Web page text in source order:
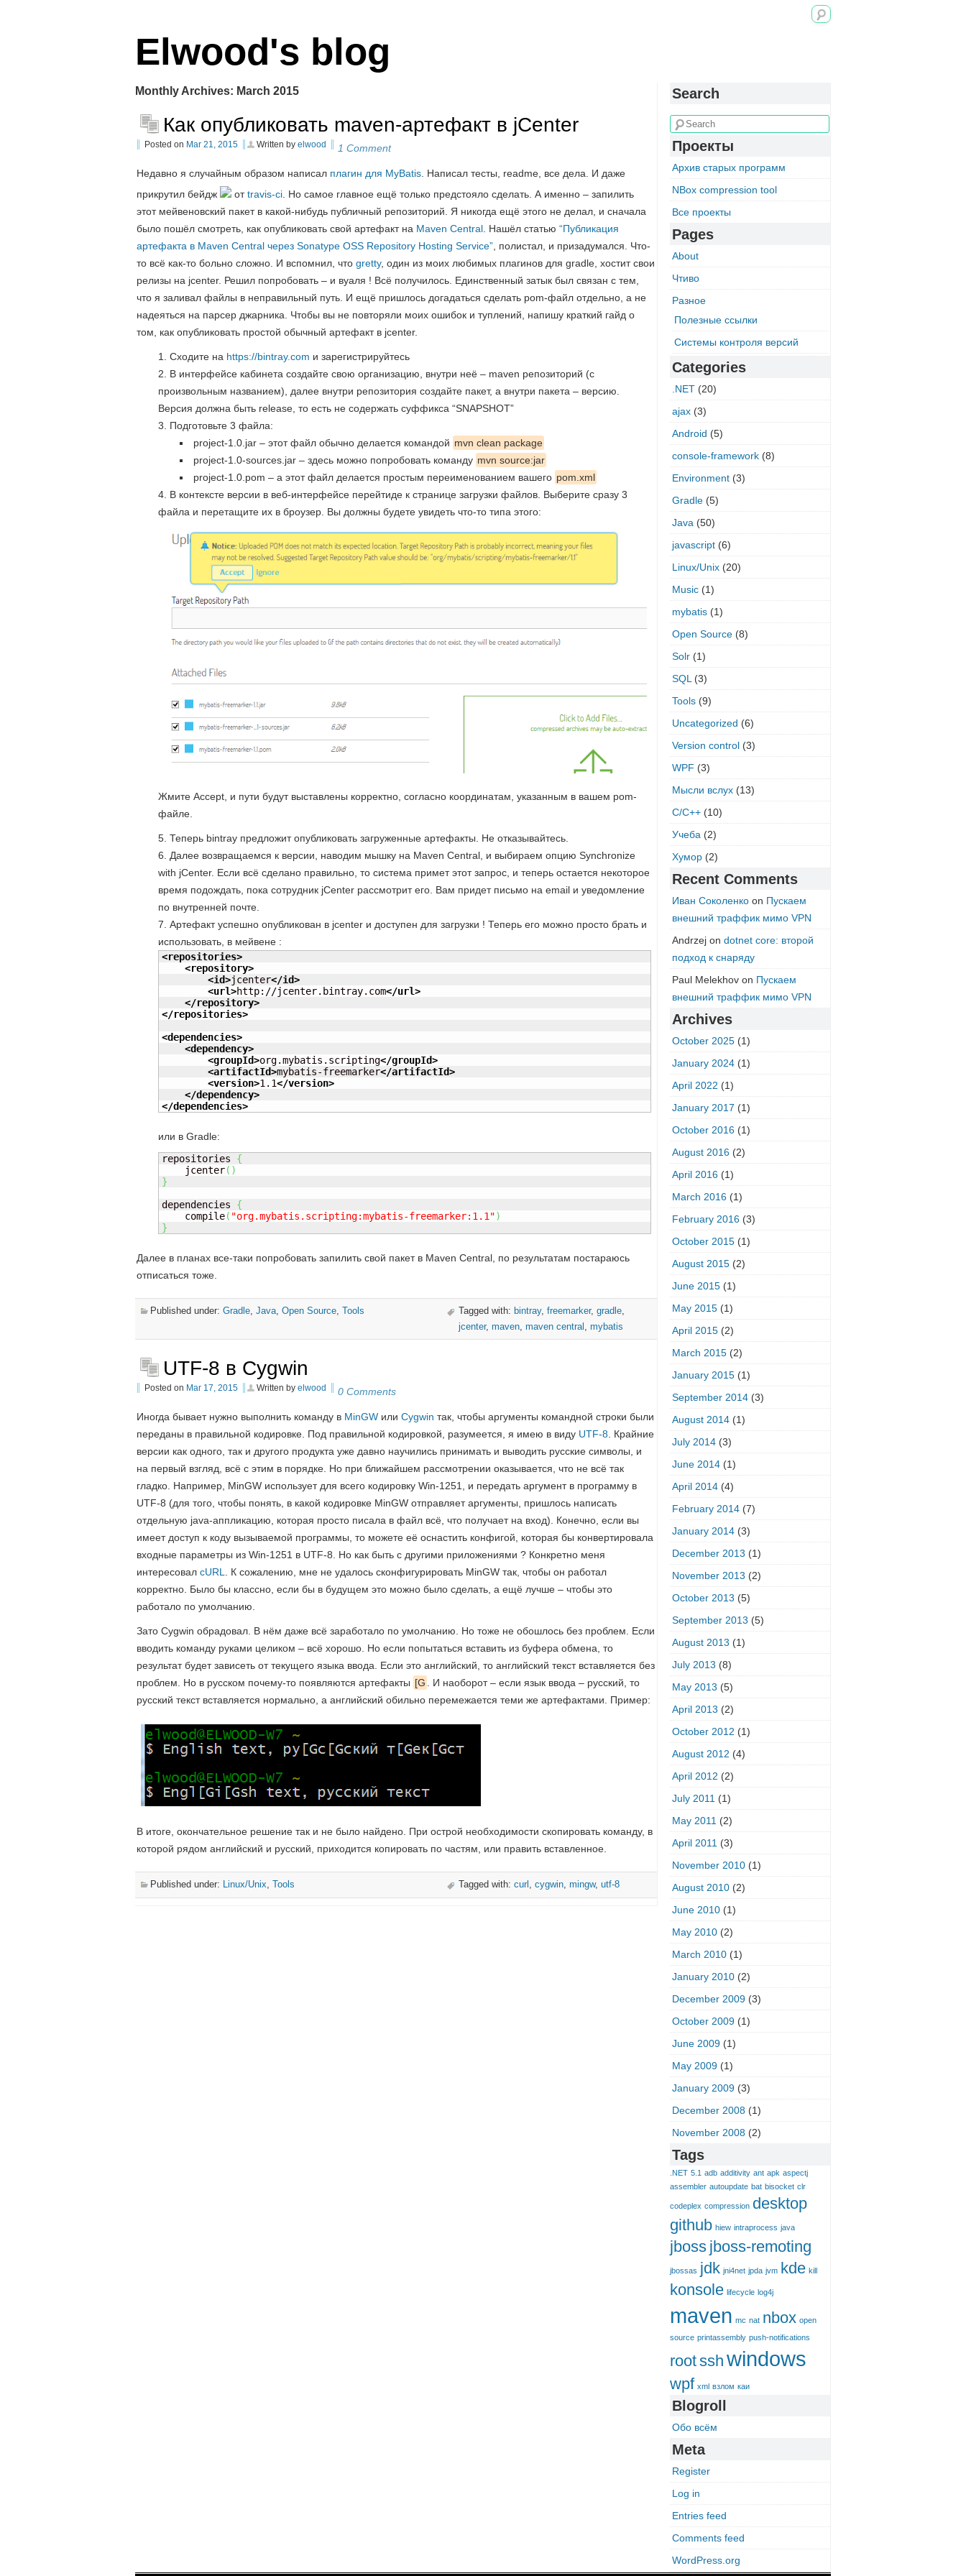
Elwood's blog
Monthly Archives: March 2015
Как опубликовать maven-артефакт в jCenter
Posted on Mar 21, 2015 Written by elwood 1 Comment
Недавно я случайным образом написал плагин для MyBatis . Написал тесты, readme, все дела. И даже
прикрутил бейдж
отtravis-ci . Но самое главное ещё только предстояло сделать. А именно – запилить
этот мейвеновский пакет в какой-нибудь публичный репозиторий. Я никогда ещё этого не делал, и сначала
было пошёл смотреть, как опубликовать свой артефакт на Maven Central . Нашёл статью “Публикация
артефакта в Maven Central через Sonatype OSS Repository Hosting Service” , полистал, и призадумался. Что-
то всё как-то больно сложно. И вспомнил, что gretty, один из моих любимых плагинов для gradle, хостит свои
релизы на jcenter. Решил попробовать – и вуаля ! Всё получилось. Единственный затык был связан с тем,
что я заливал файлы в неправильный путь. И ещё пришлось догадаться сделать pom-файл отдельно, а не
надеяться на парсер джарника. Чтобы вы не повторяли моих ошибок и туплений, напишу краткий гайд о
том, как опубликовать простой обычный артефакт в jcenter.
Сходите на https://bintray.com и зарегистрируйтесь
В интерфейсе кабинета создайте свою организацию, внутри неё – maven репозиторий (с
произвольным названием), далее внутри репозитория создайте пакет, а внутри пакета – версию.
Версия должна быть release, то есть не содержать суффикса “SNAPSHOT”
Подготовьте 3 файла:
project-1.0.jar – этот файл обычно делается командой mvn clean package
project-1.0-sources.jar – здесь можно попробовать команду mvn source:jar
project-1.0.pom – а этот файл делается простым переименованием вашего pom.xml
В контексте версии в веб-интерфейсе перейтиде к странице загрузки файлов. Выберите сразу 3
файла и перетащите их в броузер. Вы должны будете увидеть что-то типа этого:
Жмите Accept, и пути будут выставлены корректно, согласно координатам, указанным в вашем pom-
файле.
Теперь bintray предложит опубликовать загруженные артефакты. Не отказывайтесь.
Далее возвращаемся к версии, наводим мышку на Maven Central, и выбираем опцию Synchronize
with jCenter. Если всё сделано правильно, то система примет этот запрос, и теперь остается некоторое
время подождать, пока сотрудник jCenter рассмотрит его. Вам придет письмо на email и уведомление
по внутренней почте.
Артефакт успешно опубликован в jcenter и доступен для загрузки ! Теперь его можно просто брать и
использовать, в мейвене :
<repositories>
<repository>
<id>jcenter</id>
<url>http://jcenter.bintray.com</url>
</repository>
</repositories>
<dependencies>
<dependency>
<groupId>org.mybatis.scripting</groupId>
<artifactId>mybatis-freemarker</artifactId>
<version>1.1</version>
</dependency>
</dependencies>
или в Gradle:
repositories {
    jcenter
( )
}
dependencies {
    compile
( "org.mybatis.scripting:mybatis-freemarker:1.1")
}
Далее в планах все-таки попробовать запилить свой пакет в Maven Central, по результатам постараюсь
отписаться тоже.
Published under: Gradle, Java, Open Source, Tools Tagged with: bintray,freemarker,gradle,
jcenter,maven,maven central ,mybatis
UTF-8 в Cygwin
Posted on Mar 17, 2015 Written by elwood 0 Comments
Иногда бывает нужно выполнить команду в MinGW или Cygwin так, чтобы аргументы командной строки были
переданы в правильной кодировке. Под правильной кодировкой, разумеется, я имею в виду UTF-8 . Крайние
версии как одного, так и другого продукта уже давно научились принимать и выводить русские символы, и
на первый взгляд, всё с этим в порядке. Но при ближайшем рассмотрении оказывается, что не всё так
гладко. Например, MinGW использует для всего кодировку Win-1251, и передать аргумент в программу в
UTF-8 (для того, чтобы понять, в какой кодировке MinGW отправляет аргументы, пришлось написать
отдельную java-аппликацию, которая просто писала в файл всё, что получает на вход). Конечно, если вы
имеет доступ к коду вызываемой программы, то можете её оснастить конфигой, которая бы конвертировала
входные параметры из Win-1251 в UTF-8. Но как быть с другими приложениями ? Конкретно меня
интересовал cURL
. К сожалению, мне не удалось сконфигурировать MinGW так, чтобы он работал
корректно. Было бы классно, если бы в будущем это можно было сделать, а ещё лучше – чтобы это
работало по умолчанию.
Зато Cygwin обрадовал. В нём даже всё заработало по умолчанию. Но тоже не обошлось без проблем. Если
вводить команду руками целиком – всё хорошо. Но если попытаться вставить из буфера обмена, то
результат будет зависеть от текущего языка ввода. Если это английский, то английский текст вставляется без
проблем. Но в русском почему-то появляются артефакты [G
. И наоборот – если язык ввода – русский, то
русский текст вставляется нормально, а английский обильно перемежается теми же артефактами. Пример:
В итоге, окончательное решение так и не было найдено. При острой необходимости скопировать команду, в
которой рядом английский и русский, приходится копировать по частям, или править вставленное.
Published under: Linux/Unix Tools Tagged with:curl ,cygwin ,mingw,utf-8
Search
Проекты
Архив старых программ
NBox compression tool
Все проекты
Pages
About
Чтиво
Разное
Полезные ссылки
Системы контроля версий
Categories
.NET (20)
ajax (3)
Android (5)
console-framework (8)
Environment (3)
Gradle (5)
Java (50)
javascript (6)
Linux/Unix (20)
Music (1)
mybatis (1)
Open Source (8)
Solr (1)
SQL (3)
Tools (9)
Uncategorized (6)
Version control (3)
WPF (3)
Мысли вслух (13)
С/C++ (10)
Учеба (2)
Хумор (2)
Recent Comments
Иван Соколенко on Пускаем
внешний траффик мимо VPN
Andrzej ondotnet core: второй
подход к снаряду
Paul Melekhov on Пускаем
внешний траффик мимо VPN
Archives
October 2025 (1)
January 2024 (1)
April 2022 (1)
January 2017 (1)
October 2016 (1)
August 2016 (2)
April 2016 (1)
March 2016 (1)
February 2016 (3)
October 2015 (1)
August 2015 (2)
June 2015 (1)
May 2015 (1)
April 2015 (2)
March 2015 (2)
January 2015 (1)
September 2014 (3)
August 2014 (1)
July 2014 (3)
June 2014 (1)
April 2014 (4)
February 2014 (7)
January 2014 (3)
December 2013 (1)
November 2013 (2)
October 2013 (5)
September 2013 (5)
August 2013 (1)
July 2013 (8)
May 2013 (5)
April 2013 (2)
October 2012 (1)
August 2012 (4)
April 2012 (2)
July 2011 (1)
May 2011 (2)
April 2011 (3)
November 2010 (1)
August 2010 (2)
June 2010 (1)
May 2010 (2)
March 2010 (1)
January 2010 (2)
December 2009 (3)
October 2009 (1)
June 2009 (1)
May 2009 (1)
January 2009 (3)
December 2008 (1)
November 2008 (2)
Tags
.NET 5.1 adb additivity ant apk aspectj
assembler autoupdate bat bisocket clr
codeplex compression desktop
github hiew intraprocess java
jboss jboss-remoting
jbossas jdk jni4net jpda jvm kde kill
konsole lifecycle log4j
maven mc nat nbox open
source printassembly push-notifications
rootssh windows
wpf xml взлом каи
Blogroll
Обо всём
Meta
Register
Log in
Entries feed
Comments feed
WordPress.org